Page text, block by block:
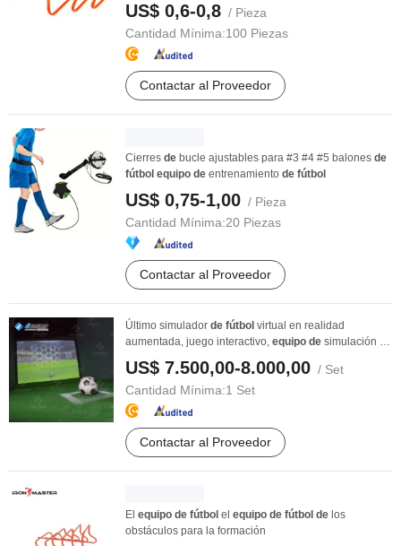
US$ 0,6-0,8 / Pieza
Cantidad Mínima:100 Piezas
Contactar al Proveedor
Cierres de bucle ajustables para #3 #4 #5 balones de
fútbol equipo de entrenamiento de fútbol
US$ 0,75-1,00 / Pieza
Cantidad Mínima:20 Piezas
Contactar al Proveedor
Último simulador de fútbol virtual en realidad
aumentada, juego interactivo, equipo de simulación de
US$ 7.500,00-8.000,00 / Set
Cantidad Mínima:1 Set
Contactar al Proveedor
El equipo de fútbol el equipo de fútbol de los
obstáculos para la formación